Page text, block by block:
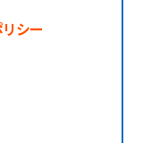
シー